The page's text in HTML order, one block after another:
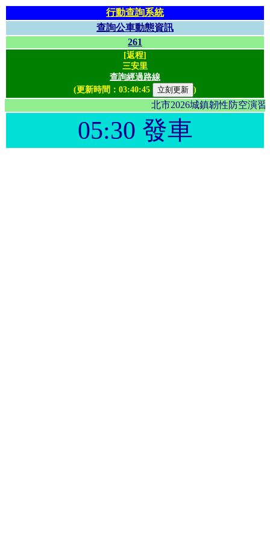
行動查詢系統
查詢公車動態資訊
261
[返程]
三安里
查詢經過路線
(更新時間： 03:40:45 )
北市2026城鎮韌性防空
05:30 發車